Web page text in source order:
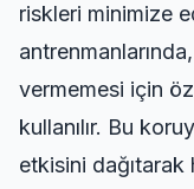
riskleri minimize
vermemesi için
kullanılır. Bu
etkisini dağıtarak